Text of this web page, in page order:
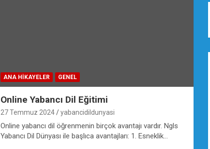
ANA HIKAYELER GENEL
Online Yabancı Dil Eğitimi
27 Temmuz 2024 yabancidildunyasi
Online yabancı dil öğrenmenin birçok avantajı vardır. Ngls
Yabancı Dil Dünyası ile başlıca avantajları: 1. Esneklik…